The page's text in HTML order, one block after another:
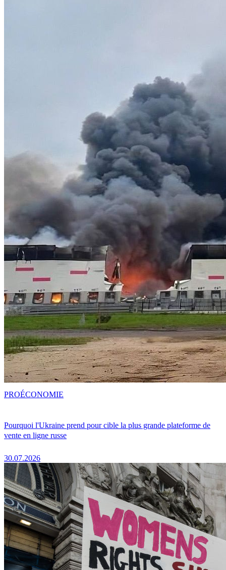
Pourquoi l'Ukraine prend pour cible la plus grande plateforme de
vente en ligne russe
30.07.2026
PROÉCONOMIE